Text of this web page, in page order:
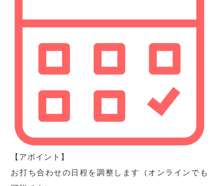
【アポイント】
お打ち合わせの日程を調整します（オンラインでも